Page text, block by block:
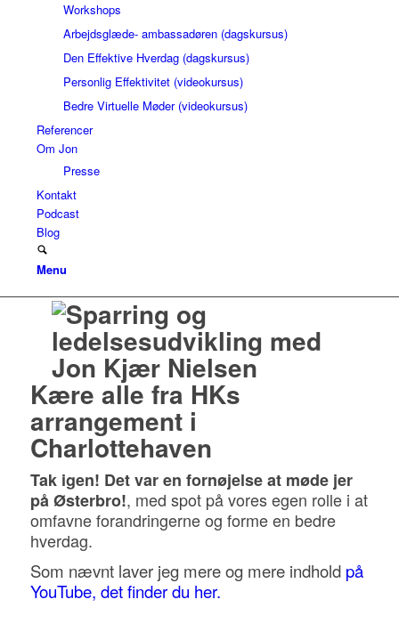
Workshops
Arbejdsglæde- ambassadøren (dagskursus)
Den Effektive Hverdag (dagskursus)
Personlig Effektivitet (videokursus)
Bedre Virtuelle Møder (videokursus)
Referencer
Om Jon
Presse
Kontakt
Podcast
Blog
Menu
Kære alle fra HKs
arrangement i
Charlottehaven
Tak igen! Det var en fornøjelse at møde jer
på Østerbro!, med spot på vores egen rolle i at
omfavne forandringerne og forme en bedre
hverdag.
Som nævnt laver jeg mere og mere indhold på
YouTube, det finder du her.